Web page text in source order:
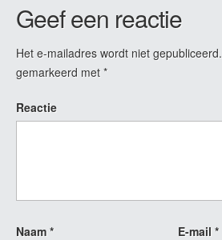
Geef een reactie
Het e-mailadres wordt niet gepubliceerd.
gemarkeerd met *
Reactie
Naam * E-mail *